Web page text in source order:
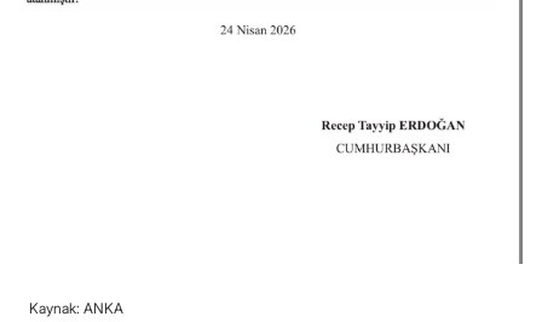
Kaynak: ANKA